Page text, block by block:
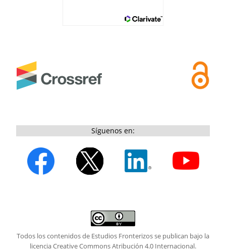
Síguenos en:
Todos los contenidos de Estudios Fronterizos se publican bajo la
licenciaCreative Commons Atribución 4.0 Internacional.